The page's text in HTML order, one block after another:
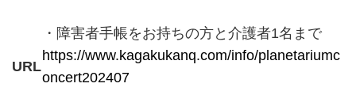
・障害者手帳をお持ちの方と介護者1名まで
URL
https://www.kagakukanq.com/info/planetariumc
oncert202407